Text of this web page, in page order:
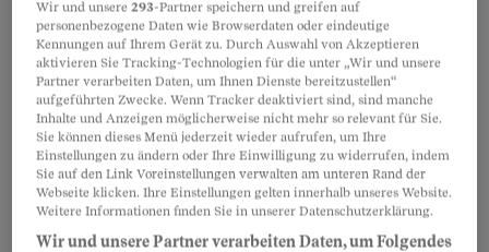
Mutterschaftsurlaub?
Teilen Merken
Artikel teilen
Wir und unsere293-Partner speichern und greifen auf
personenbezogene Daten wie Browserdaten oder eindeutige
Kennungen auf Ihrem Gerät zu. Durch Auswahl von Akzeptieren
aktivieren Sie Tracking-Technologien für die unter „Wir und unsere
Partner verarbeiten Daten, um Ihnen Dienste bereitzustellen“
aufgeführten Zwecke. Wenn Tracker deaktiviert sind, sind manche
Inhalte und Anzeigen möglicherweise nicht mehr so relevant für Sie.
Sie können dieses Menü jederzeit wieder aufrufen, um Ihre
Einstellungen zu ändern oder Ihre Einwilligung zu widerrufen, indem
Sie auf den Link Voreinstellungen verwalten am unteren Rand der
Webseite klicken. Ihre Einstellungen gelten innerhalb unseres Website.
Weitere Informationen finden Sie in unserer Datenschutzerklärung.
Wir und unsere Partner verarbeiten Daten, um Folgendes